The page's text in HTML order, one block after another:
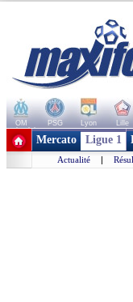
OM PSG Lyon Lille
+ de clubs
Mercato Ligue 1
Actualité |